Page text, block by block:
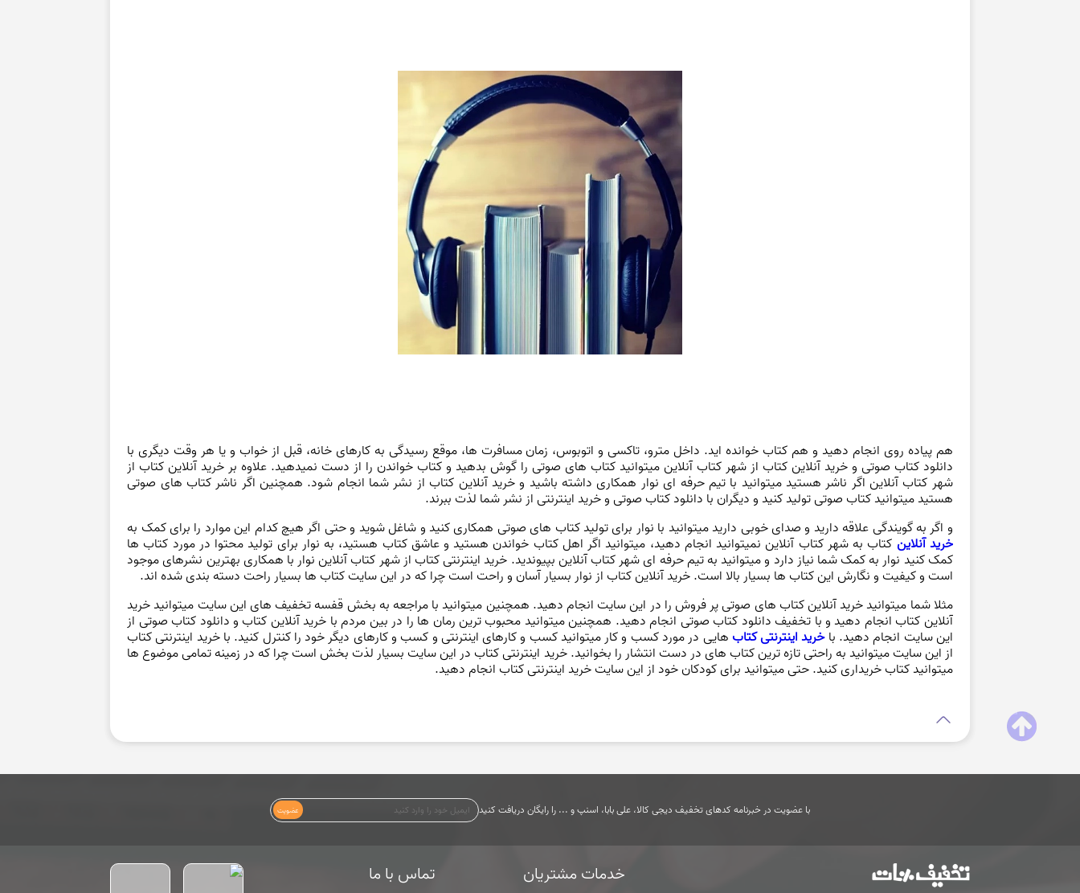
هم پیاده روی انجام دهید و هم کتاب خوانده اید. داخل مترو، تاکسی و اتوبوس، زمان مسافرت ها، موقع رسیدگی به کارهای خانه، قبل از خواب و یا هر وقت دیگری با
دانلود کتاب صوتی و خرید آنلاین کتاب از شهر کتاب آنلاین میتوانید کتاب های صوتی را گوش بدهید و کتاب خواندن را از دست نمیدهید. علاوه بر خرید آنلاین کتاب از
شهر کتاب آنلاین اگر ناشر هستید میتوانید با تیم حرفه ای نوار همکاری داشته باشید و خرید آنلاین کتاب از نشر شما انجام شود. همچنین اگر ناشر کتاب های صوتی
هستید میتوانید کتاب صوتی تولید کنید و دیگران با دانلود کتاب صوتی و خرید اینترنتی از نشر شما لذت ببرند.
و اگر به گویندگی علاقه دارید و صدای خوبی دارید میتوانید با نوار برای تولید کتاب های صوتی همکاری کنید و شاغل شوید و حتی اگر هیچ کدام این موارد را برای کمک به
خرید آنلاین کتاب به شهر کتاب آنلاین نمیتوانید انجام دهید، میتوانید اگر اهل کتاب خواندن هستید و عاشق کتاب هستید، به نوار برای تولید محتوا در مورد کتاب ها
کمک کنید نوار به کمک شما نیاز دارد و میتوانید به تیم حرفه ای شهر کتاب آنلاین بپیوندید. خرید اینترنتی کتاب از شهر کتاب آنلاین نوار با همکاری بهترین نشرهای موجود
است و کیفیت و نگارش این کتاب ها بسیار بالا است. خرید آنلاین کتاب از نوار بسیار آسان و راحت است چرا که در این سایت کتاب ها بسیار راحت دسته بندی شده اند.
مثلا شما میتوانید خرید آنلاین کتاب های صوتی پر فروش را در این سایت انجام دهید. همچنین میتوانید با مراجعه به بخش قفسه تخفیف های این سایت میتوانید خرید
آنلاین کتاب انجام دهید و با تخفیف دانلود کتاب صوتی انجام دهید. همچنین میتوانید محبوب ترین رمان ها را در بین مردم با خرید آنلاین کتاب و دانلود کتاب صوتی از
این سایت انجام دهید. باخرید اینترنتی کتاب هایی در مورد کسب و کار میتوانید کسب و کارهای اینترنتی و کسب و کارهای دیگر خود را کنترل کنید. با خرید اینترنتی کتاب
از این سایت میتوانید به راحتی تازه ترین کتاب های در دست انتشار را بخوانید. خرید اینترنتی کتاب در این سایت بسیار لذت بخش است چرا که در زمینه تمامی موضوع ها
میتوانید کتاب خریداری کنید. حتی میتوانید برای کودکان خود از این سایت خرید اینترنتی کتاب انجام دهید.
با عضویت در خبرنامه کدهای تخفیف دیجی کالا، علی بابا، اسنپ و ... را رایگان دریافت کنید عضویت
خدمات مشتریان تماس با ما